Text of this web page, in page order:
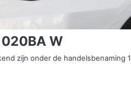
W
zijn onder de handelsbenaming